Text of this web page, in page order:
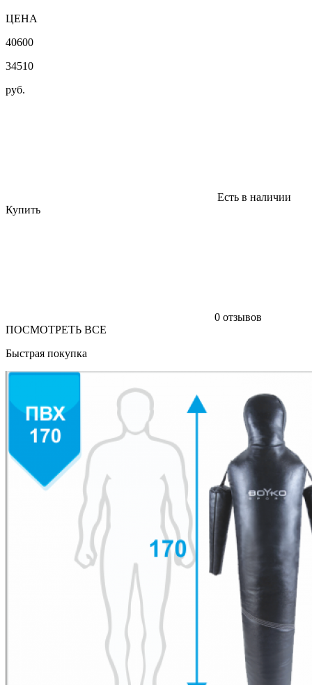
ЦЕНА
40600
34510
руб.
Есть в наличии
Купить
0 отзывов
ПОСМОТРЕТЬ ВСЕ
Быстрая покупка